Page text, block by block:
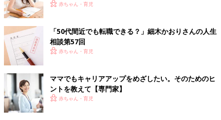
赤ちゃん・育児
「50代間近でも転職できる？」細木かおりさんの人生
相談第57回
赤ちゃん・育児
ママでもキャリアアップをめざしたい。そのためのヒ
ントを教えて【専門家】
赤ちゃん・育児